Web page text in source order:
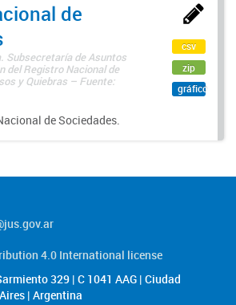
de
Subsecretaría de Asuntos
del Registro Nacional de
y Quiebras – Fuente:
de Sociedades.
csv
zip
gráfico
4.0 International license
329 | C 1041 AAG | Ciudad
| Argentina